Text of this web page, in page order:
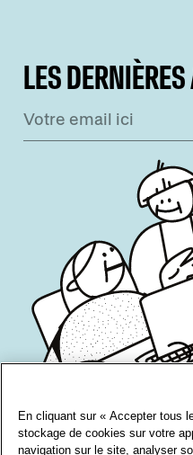
LES
En cliquant sur « Accepter tous
stockage de cookies sur votre
navigation sur le site, analyser